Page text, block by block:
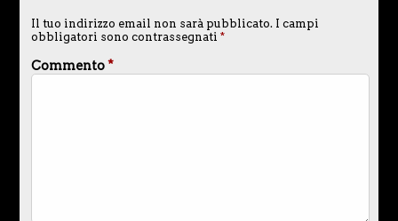
Il tuo indirizzo email non sarà pubblicato. I campi
obbligatori sono contrassegnati *
Commento*